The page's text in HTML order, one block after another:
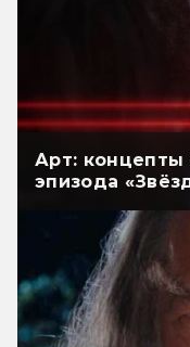
Арт: концепты
эпизода